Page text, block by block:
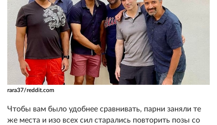
rara37/reddit.com
Чтобы вам было удобнее сравнивать, парни заняли те
же места и изо всех сил старались повторить позы со